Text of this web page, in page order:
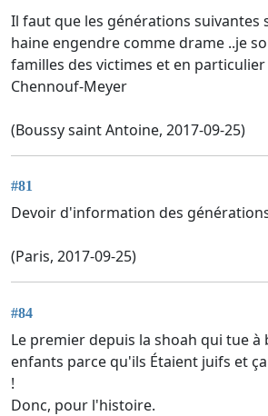
Il faut que les générations suivantes
haine engendre comme drame ..je
familles des victimes et en
Chennouf-Meyer
(Boussy saint Antoine, 2017-09-25)
#81
Devoir d'information des
(Paris, 2017-09-25)
#84
Le premier depuis la shoah qui tue
enfants parce qu'ils Étaient juifs et
!
Donc, pour l'histoire.